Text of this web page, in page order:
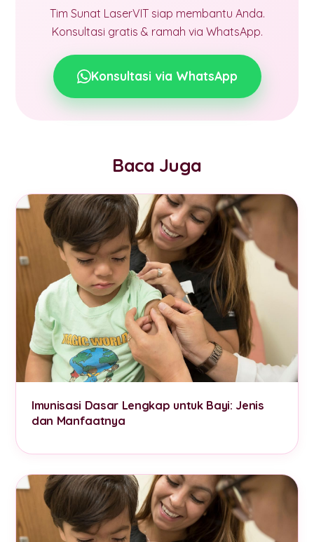
Tim Sunat LaserVIT siap membantu Anda.
Konsultasi gratis & ramah via WhatsApp.
Konsultasi via WhatsApp
Baca Juga
Imunisasi Dasar Lengkap untuk Bayi: Jenis
dan Manfaatnya